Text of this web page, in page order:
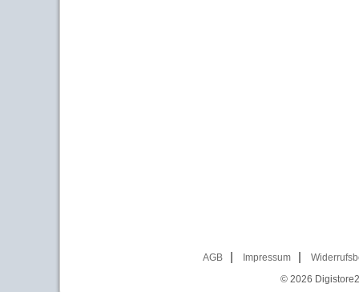
AGB Impressum
© 2026